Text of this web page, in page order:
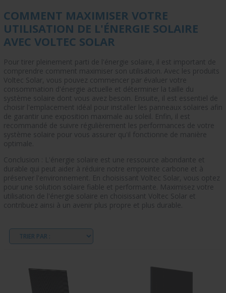
COMMENT MAXIMISER VOTRE
UTILISATION DE L'ÉNERGIE SOLAIRE
AVEC VOLTEC SOLAR
Pour tirer pleinement parti de l'énergie solaire, il est important de
comprendre comment maximiser son utilisation. Avec les produits
Voltec Solar, vous pouvez commencer par évaluer votre
consommation d'énergie actuelle et déterminer la taille du
système solaire dont vous avez besoin. Ensuite, il est essentiel de
choisir l'emplacement idéal pour installer les panneaux solaires afin
de garantir une exposition maximale au soleil. Enfin, il est
recommandé de suivre régulièrement les performances de votre
système solaire pour vous assurer qu'il fonctionne de manière
optimale.
Conclusion : L'énergie solaire est une ressource abondante et
durable qui peut aider à réduire notre empreinte carbone et à
préserver l'environnement. En choisissant Voltec Solar, vous optez
pour une solution solaire fiable et performante. Maximisez votre
utilisation de l'énergie solaire en choisissant Voltec Solar et
contribuez ainsi à un avenir plus propre et plus durable.